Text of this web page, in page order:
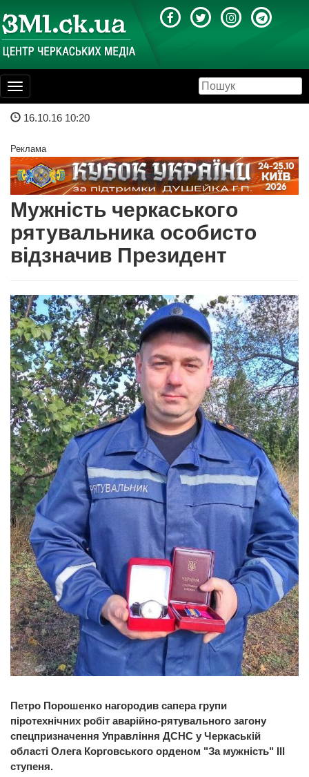
Toggle
navigation
16.10.16 10:20
Реклама
Мужність черкаського
рятувальника особисто
відзначив Президент
Петро Порошенко нагородив сапера групи
піротехнічних робіт аварійно-рятувального загону
спецпризначення Управління ДСНС у Черкаській
області Олега Корговського орденом "За мужність" III
ступеня.